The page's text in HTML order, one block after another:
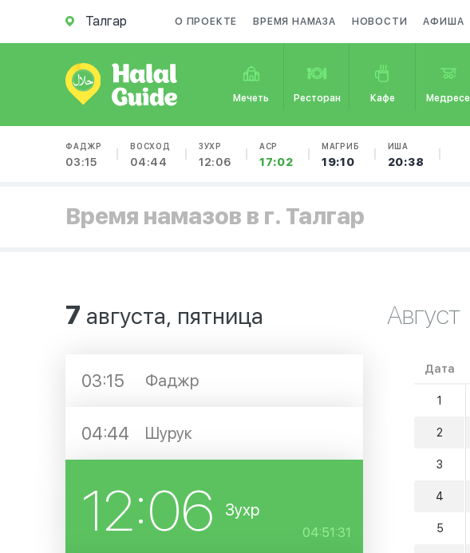
Талгар О ПРОЕКТЕ ВРЕМЯ НАМАЗА НОВОСТИ АФИША
Мечеть Ресторан Кафе Медресе
ФАДЖР
03:15
ВОСХОД
04:44
ЗУХР
12:06
АСР
17:02
МАГРИБ
19:10
ИША
20:38
Время намазов в г. Талгар
7 августа, пятница
03:15 Фаджр
04:44 Шурук
12:06 Зухр
04:51:30
Август
Дата
1
2
3
4
5